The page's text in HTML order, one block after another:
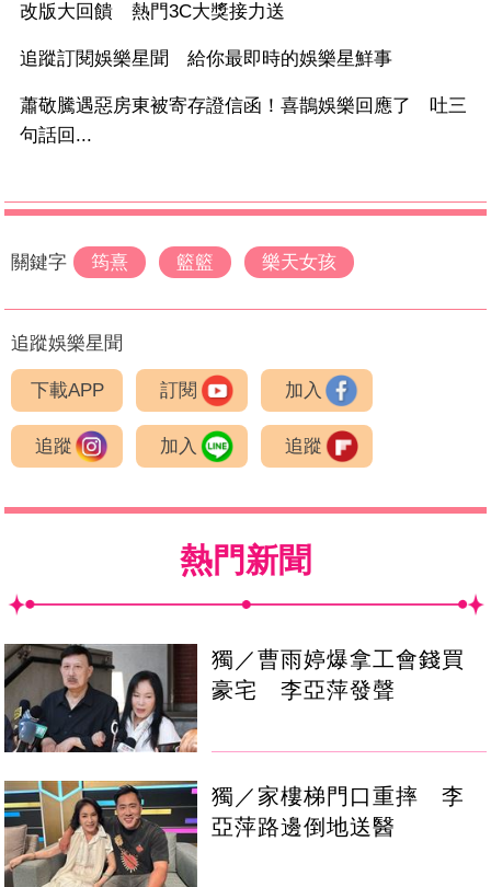
改版大回饋 熱門3C大獎接力送
追蹤訂閱娛樂星聞 給你最即時的娛樂星鮮事
蕭敬騰遇惡房東被寄存證信函！喜鵲娛樂回應了 吐三
句話回...
關鍵字 筠熹 籃籃 樂天女孩
追蹤娛樂星聞
下載APP 訂閱 加入
追蹤 加入 追蹤
熱門新聞
獨／曹雨婷爆拿工會錢買
豪宅 李亞萍發聲
獨／家樓梯門口重摔 李
亞萍路邊倒地送醫